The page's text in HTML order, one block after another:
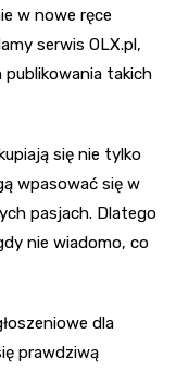
w nowe ręce
serwis OLX.pl,
takich
się nie tylko
wpasować się w
pasjach. Dlatego
nie wiadomo, co
dla
prawdziwą